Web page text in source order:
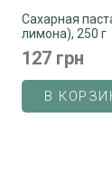
Сахарная
лимона), 250 г
127 грн
В